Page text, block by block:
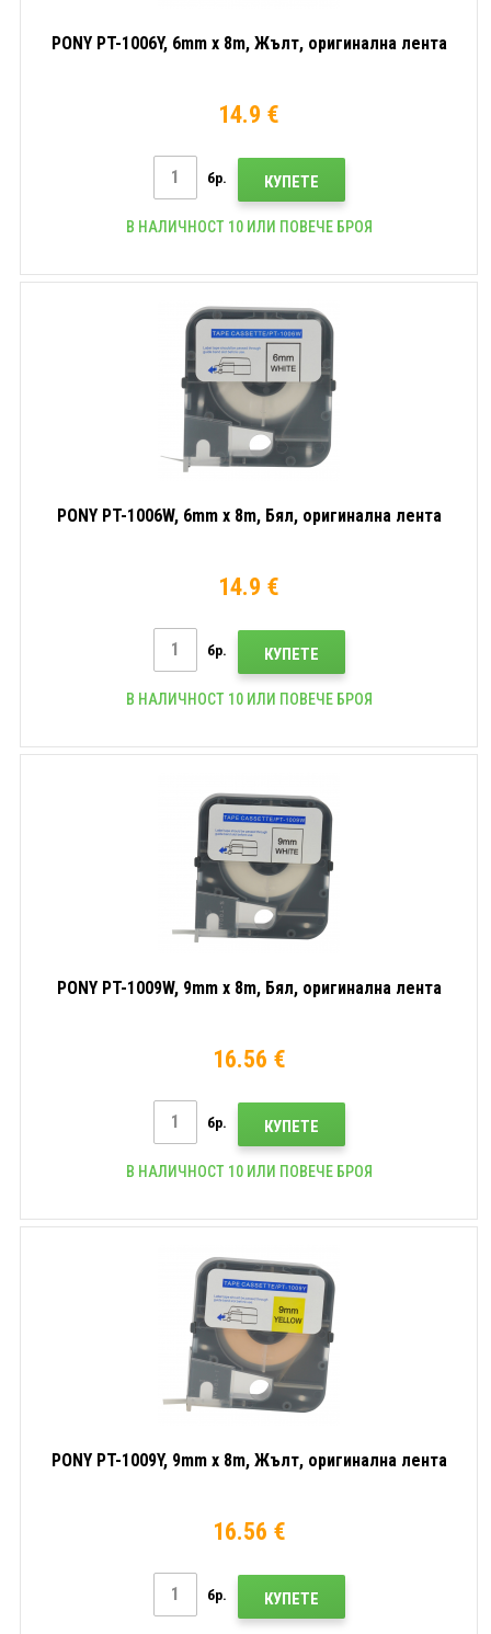
PONY PT-1006Y, 6mm x 8m, Жълт, оригинална лента
14.9 €
бр. КУПЕТЕ
В НАЛИЧНОСТ 10 ИЛИ ПОВЕЧЕ БРОЯ
PONY PT-1006W, 6mm x 8m, Бял, оригинална лента
14.9 €
бр. КУПЕТЕ
В НАЛИЧНОСТ 10 ИЛИ ПОВЕЧЕ БРОЯ
PONY PT-1009W, 9mm x 8m, Бял, оригинална лента
16.56 €
бр. КУПЕТЕ
В НАЛИЧНОСТ 10 ИЛИ ПОВЕЧЕ БРОЯ
PONY PT-1009Y, 9mm x 8m, Жълт, оригинална лента
16.56 €
бр. КУПЕТЕ